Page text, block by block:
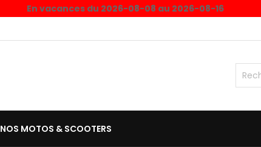
En vacances du 2026-08-08 au 2026-08-16
NOS MOTOS & SCOOTERS